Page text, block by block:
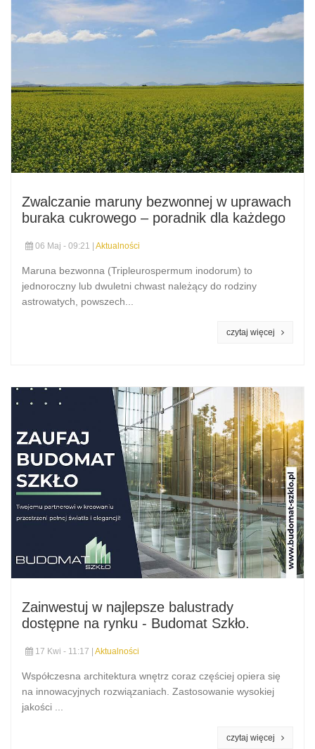
Zwalczanie maruny bezwonnej w uprawach
buraka cukrowego – poradnik dla każdego
06 Maj - 09:21 | Aktualności
Maruna bezwonna (Tripleurospermum inodorum) to
jednoroczny lub dwuletni chwast należący do rodziny
astrowatych, powszech...
Zainwestuj w najlepsze balustrady
dostępne na rynku - Budomat Szkło.
17 Kwi - 11:17 | Aktualności
Współczesna architektura wnętrz coraz częściej opiera się
na innowacyjnych rozwiązaniach. Zastosowanie wysokiej
jakości ...